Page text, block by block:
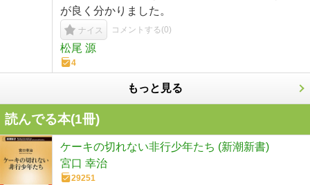
が良く分かりました。
ナイス コメントする(0)
松尾 源
4
もっと見る
読んでる本(1冊)
ケーキの切れない非行少年たち (新潮新書)
宮口 幸治
29251